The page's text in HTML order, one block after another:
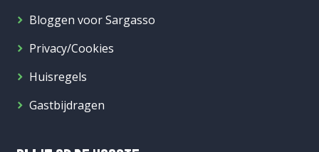
Bloggen voor Sargasso
Privacy/Cookies
Huisregels
Gastbijdragen